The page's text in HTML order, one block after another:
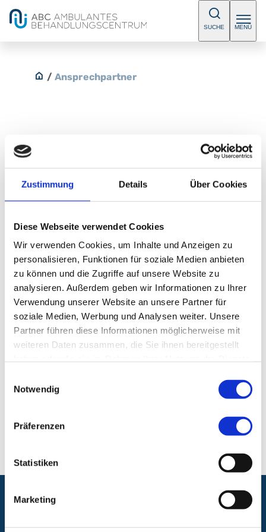
Zustimmung Details Über Cookies
Diese Webseite verwendet Cookies
Wir verwenden Cookies, um Inhalte und Anzeigen zu
personalisieren, Funktionen für soziale Medien anbieten
zu können und die Zugriffe auf unsere Website zu
analysieren. Außerdem geben wir Informationen zu Ihrer
Verwendung unserer Website an unsere Partner für
soziale Medien, Werbung und Analysen weiter. Unsere
Partner führen diese Informationen möglicherweise mit
weiteren Daten zusammen, die Sie ihnen bereitgestellt
Notwendig
Präferenzen
Statistiken
Marketing
SUCHE MENÜ
/ Ansprechpartner
Dr. med. Samuel Erdmann
Fachärztin/ Facharzt für
Allgemeinmedizin
Kontakt
E-Mail: thon@abc-nuernberg.de
Telefon: +49 (0) 911 348 34
Fax:+49 (0) 911 934 634 3
Ambulantes BehandlungsCentrum in Thon
Ambulantes BehandlungsCentrum, Thon
90425 Nürnberg
E-Mail: thon@abc-nuernberg.de